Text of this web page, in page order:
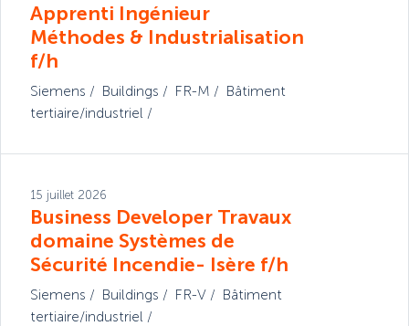
Apprenti Ingénieur
Méthodes & Industrialisation
f/h
Siemens Buildings FR-M
Bâtiment
tertiaire/industriel
15 juillet 2026
Business Developer Travaux
domaine Systèmes de
Sécurité Incendie- Isère f/h
Siemens Buildings FR-V
Bâtiment
tertiaire/industriel